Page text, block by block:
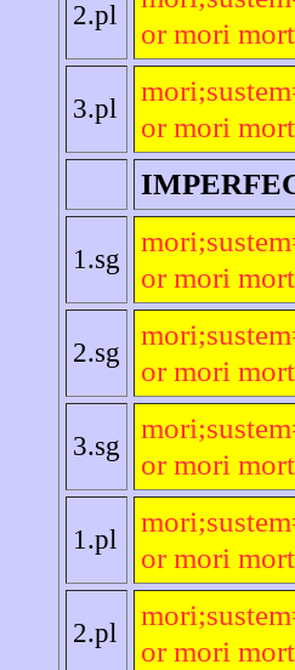
2.pl
or mori mort
3.pl
or mori mort
1.sg
or mori mort
2.sg
or mori mort
3.sg
or mori mort
1.pl
or mori mort
2.pl
or mori mort